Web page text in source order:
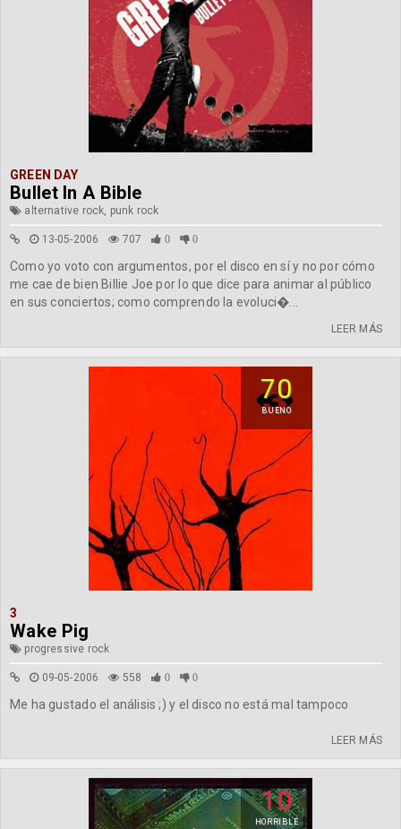
GREEN DAY
Bullet In A Bible
alternative rock, punk rock
13-05-2006 707 0 0
Como yo voto con argumentos, por el disco en sí y no por cómo
me cae de bien Billie Joe por lo que dice para animar al público
en sus conciertos; como comprendo la evoluci�...
LEER MÁS
70
BUENO
3
Wake Pig
progressive rock
09-05-2006 558 0 0
Me ha gustado el análisis ;) y el disco no está mal tampoco
LEER MÁS
10
HORRIBLE